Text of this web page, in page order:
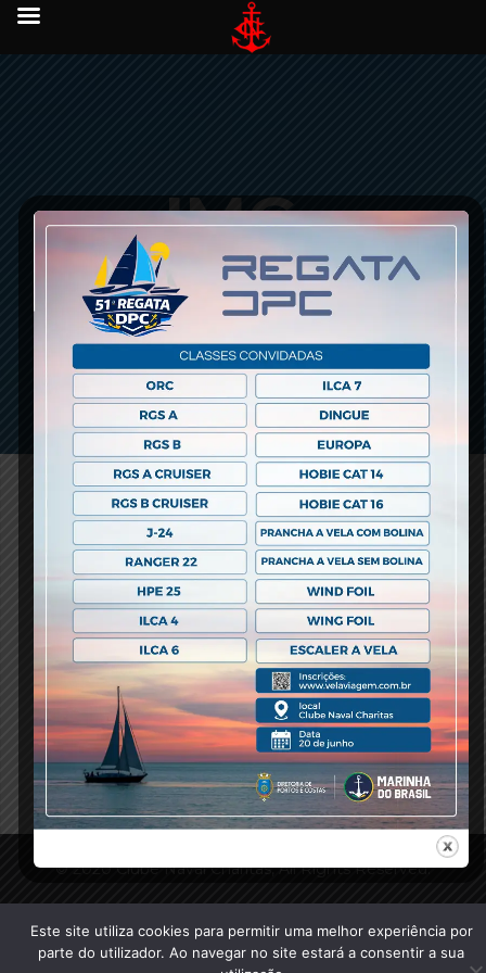
IMG-
20180221-
WA0028
fevereiro 23, 2018 - 0 comments-
Previous Post
© 2020 Clube Naval Charitas, All Rights Reserved.
Este site utiliza cookies para permitir uma melhor experiência por
parte do utilizador. Ao navegar no site estará a consentir a sua